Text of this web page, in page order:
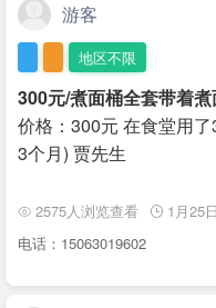
游客
地区不限
300元/煮面桶全套带着
价格：300元 在食堂用
3个月) 贾先生
2575人浏览查看 1月25日
电话：15063019602